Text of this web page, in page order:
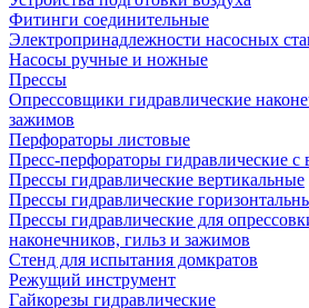
Фитинги соединительные
Электропринадлежности насосных
Насосы ручные и ножные
Прессы
Опрессовщики гидравлические
зажимов
Перфораторы листовые
Пресс-перфораторы гидравлические
Прессы гидравлические вертикальные
Прессы гидравлические
Прессы гидравлические для
наконечников, гильз и зажимов
Стенд для испытания домкратов
Режущий инструмент
Гайкорезы гидравлические